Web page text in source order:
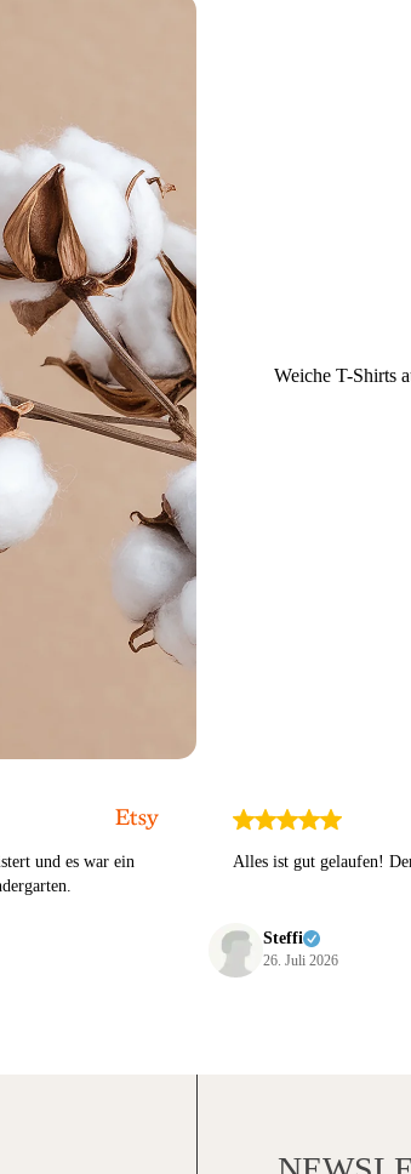
Weiche T-Shirts
und es war ein
Alles ist gut gelaufen!
Steffi
26. Juli 2026